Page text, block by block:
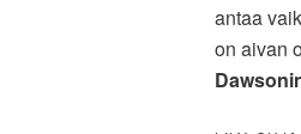
antaa
on aivan